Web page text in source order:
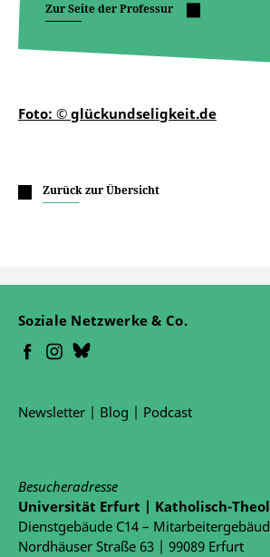
Zur Seite der Professur
Foto: © glückundseligkeit.de
Zurück zur Übersicht
Soziale Netzwerke & Co.
Newsletter | Blog | Podcast
Besucheradresse
Universität Erfurt | Katholisch-
Dienstgebäude C14 –
Nordhäuser Straße 63 | 99089 Erfurt